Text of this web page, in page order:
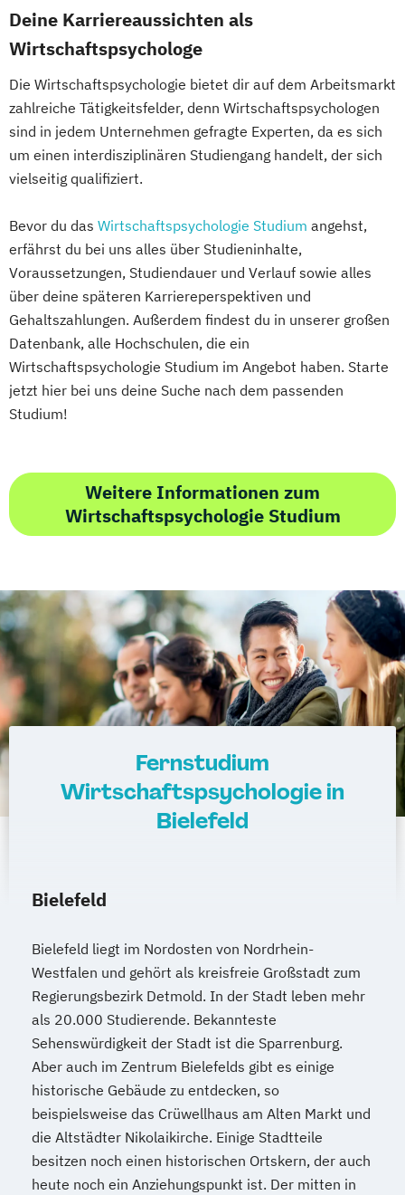
Deine Karriereaussichten als
Wirtschaftspsychologe
Die Wirtschaftspsychologie bietet dir auf dem Arbeitsmarkt
zahlreiche Tätigkeitsfelder, denn Wirtschaftspsychologen
sind in jedem Unternehmen gefragte Experten, da es sich
um einen interdisziplinären Studiengang handelt, der sich
vielseitig qualifiziert.
Bevor du das Wirtschaftspsychologie Studium angehst,
erfährst du bei uns alles über Studieninhalte,
Voraussetzungen, Studiendauer und Verlauf sowie alles
über deine späteren Karriereperspektiven und
Gehaltszahlungen. Außerdem findest du in unserer großen
Datenbank, alle Hochschulen, die ein
Wirtschaftspsychologie Studium im Angebot haben. Starte
jetzt hier bei uns deine Suche nach dem passenden
Studium!
Weitere Informationen zum
Wirtschaftspsychologie Studium
Fernstudium
Wirtschaftspsychologie in
Bielefeld
Bielefeld
Bielefeld liegt im Nordosten von Nordrhein-
Westfalen und gehört als kreisfreie Großstadt zum
Regierungsbezirk Detmold. In der Stadt leben mehr
als 20.000 Studierende. Bekannteste
Sehenswürdigkeit der Stadt ist die Sparrenburg.
Aber auch im Zentrum Bielefelds gibt es einige
historische Gebäude zu entdecken, so
beispielsweise das Crüwellhaus am Alten Markt und
die Altstädter Nikolaikirche. Einige Stadtteile
besitzen noch einen historischen Ortskern, der auch
heute noch ein Anziehungspunkt ist. Der mitten in